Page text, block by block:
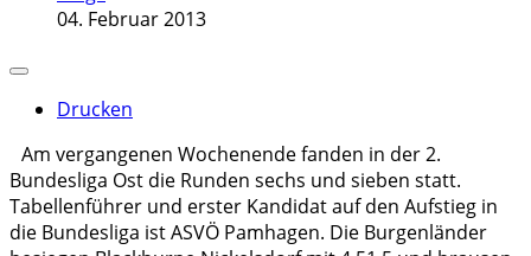
04. Februar 2013
Drucken
Am vergangenen Wochenende fanden in der 2.
Bundesliga Ost die Runden sechs und sieben statt.
Tabellenführer und erster Kandidat auf den Aufstieg in
die Bundesliga ist ASVÖ Pamhagen. Die Burgenländer